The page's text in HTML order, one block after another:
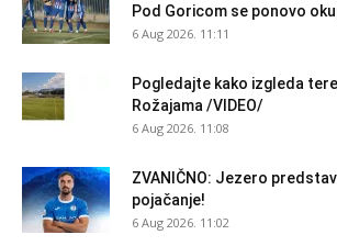
Pod Goricom se ponovo
6 Aug 2026. 11:11
Pogledajte kako izgleda
Rožajama /VIDEO/
6 Aug 2026. 11:08
ZVANIČNO: Jezero
pojačanje!
6 Aug 2026. 11:02